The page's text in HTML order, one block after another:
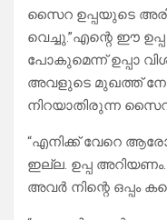
സൈറ ഉപ്പയുടെ
വെച്ചു.”എന്റെ ഈ
പോകുമെന്ന് ഉപ്പാ
അവളുടെ മുഖത്ത്‌
നിറയാതിരുന്ന
“എനിക്ക് വേറെ
ഇല്ല. ഉപ്പ അറിയണം.
അവർ നിന്റെ ഒപ്പം